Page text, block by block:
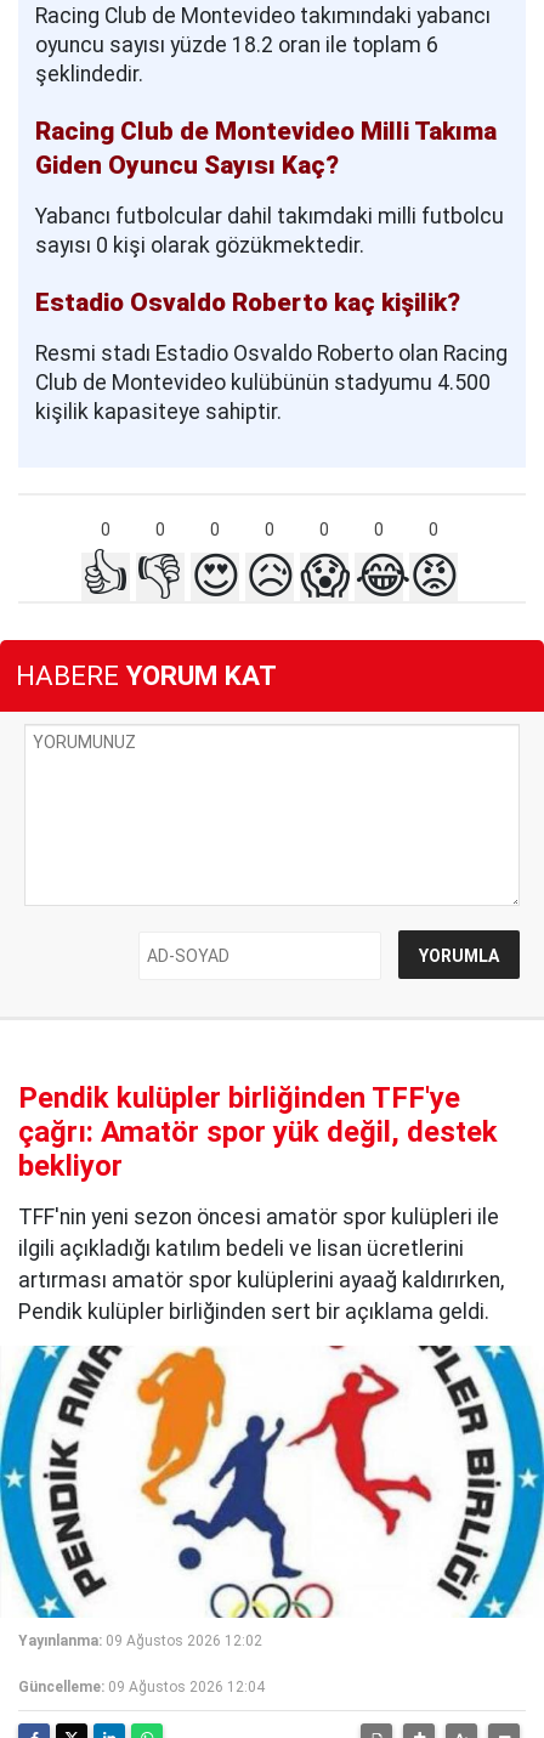
Racing Club de Montevideo takımındaki yabancı
oyuncu sayısı yüzde 18.2 oran ile toplam 6
şeklindedir.
Racing Club de Montevideo Milli Takıma
Giden Oyuncu Sayısı Kaç?
Yabancı futbolcular dahil takımdaki milli futbolcu
sayısı 0 kişi olarak gözükmektedir.
Estadio Osvaldo Roberto kaç kişilik?
Resmi stadı Estadio Osvaldo Roberto olan Racing
Club de Montevideo kulübünün stadyumu 4.500
kişilik kapasiteye sahiptir.
0 0 0 0 0 0 0
👍 👎 😍😥😱😂😡
HABERE YORUM KAT
Pendik kulüpler birliğinden TFF'ye
çağrı: Amatör spor yük değil, destek
bekliyor
TFF'nin yeni sezon öncesi amatör spor kulüpleri ile
ilgili açıkladığı katılım bedeli ve lisan ücretlerini
artırması amatör spor kulüplerini ayaağ kaldırırken,
Pendik kulüpler birliğinden sert bir açıklama geldi.
Yayınlanma: 09 Ağustos 2026 12:02
Güncelleme: 09 Ağustos 2026 12:04